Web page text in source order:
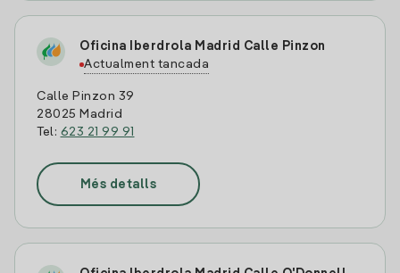
Oficina Iberdrola Madrid Calle Pinzon
Actualment tancada
Calle Pinzon 39
28025 Madrid
Tel: 623 21 99 91
Més detalls